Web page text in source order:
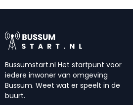
Bussumstart.nl Het startpunt voor
iedere inwoner van omgeving
Bussum. Weet wat er speelt in de
buurt.